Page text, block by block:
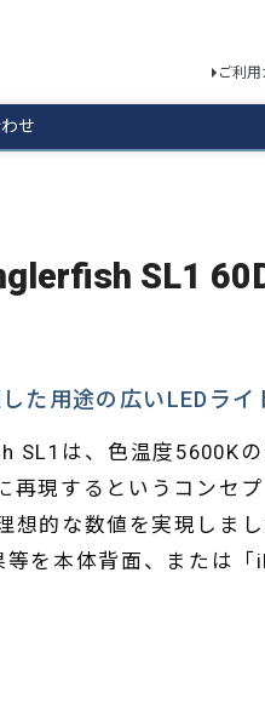
ご利
せ
SL1
た用途の広いLEDライ
SL1は、色温度5600K
再現するというコンセ
想的な数値を実現しま
等を本体背面、または